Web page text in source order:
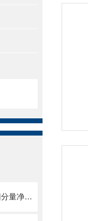
四分量辐射计——FT-FS7H四分量净辐射传感器气象站/光伏电站都在用。